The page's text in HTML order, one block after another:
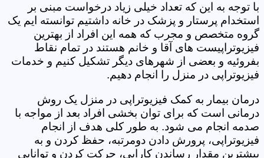
با توجه به این که تعداد خیلی زیاد درخواست مبنی بر
استخدام پرستار و پزشک در خانه داشتیم توانسته ایم یک
گروه متخصص و مجرب که همه این افراد از بهترین
فیزیوتراپیست های آقا و خانم هستند در تمام نقاط
بفروئیه و بعضی از شهرهای دیگر تشکیل کنیم و خدمات
فیزیوتراپی در منزل را انجام دهیم.
درمان بیمار به کمک فیزیوتراپی در منزل یک روش
درمانی است که برای توان بخشی افراد بعد از مواجه با
صدمه انجام می شود. به طور کلی هدف از انجام
فیزیوتراپی، پرورش دادن دومرتبه، حفظ کردن و به
بیشترین مقدار رساندن کارایی، حرکت کردن و توانایی